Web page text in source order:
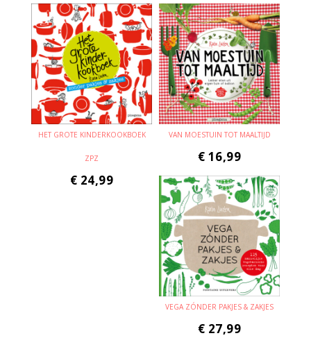
HET GROTE KINDERKOOKBOEK
ZPZ
€ 24,99
VAN MOESTUIN TOT MAALTIJD
€ 16,99
VEGA ZÓNDER PAKJES & ZAKJES
€ 27,99